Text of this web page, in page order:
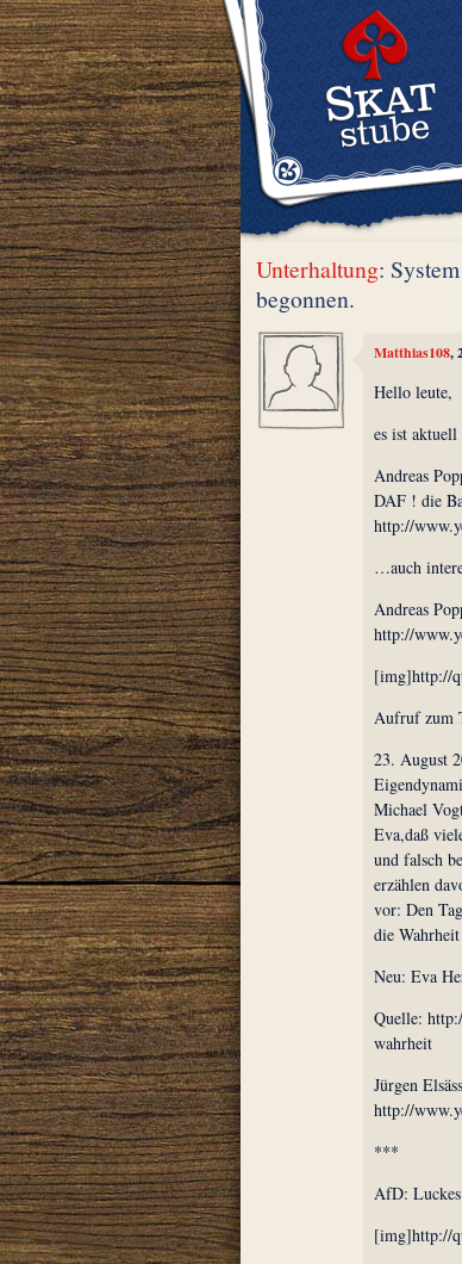
Unterhaltung:
begonnen.
Matthias108,
Hello leute,
es ist aktuell
Andreas
DAF ! die
http://
…auch
Andreas
http://
[img]http://
Aufruf zum
23. August
Michael
Eva,daß
und falsch
erzählen
vor: Den
die
Neu: Eva
Quelle:
wahrheit
Jürgen
http://
***
AfD:
[img]http://